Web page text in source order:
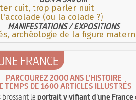
cuit, trop parler nuit
l'accolade (ou la colade ?)
MANIFESTATIONS / EXPOSITIONS
archéologie de la figure
FRANCE
PARCOUREZ 2000 ANS L'HISTOIRE
TEMPS DE 1600 ARTICLES ILLUSTRÉS
brossant leportrait vivifiant d'une France